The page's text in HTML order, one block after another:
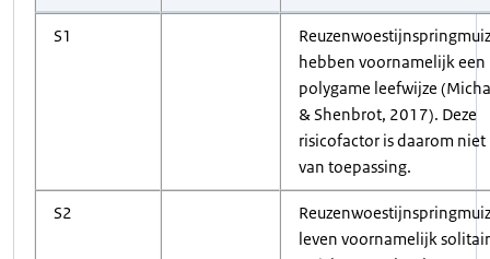
S1
hebben voornamelijk een
polygame leefwijze
& Shenbrot, 2017). Deze
risicofactor is daarom niet
van toepassing.
S2
leven voornamelijk solitair